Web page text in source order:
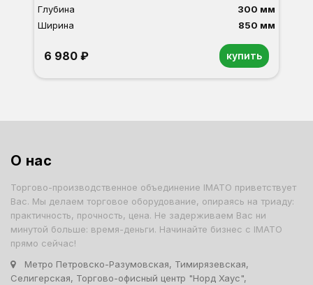
Глубина
300 мм
Ширина
850 мм
6 980 ₽ купить
О нас
Торгово-производственное объединение IMATO приветствует
Вас. Мы делаем торговое оборудование, опираясь на триаду:
практичность, прочность, цена. Не задерживаем Вас ни
минутой больше: время-деньги. Начинайте бизнес с IMATO
прямо сейчас!
Метро Петровско-Разумовская, Тимирязевская,
Селигерская, Торгово-офисный центр "Норд Хаус",